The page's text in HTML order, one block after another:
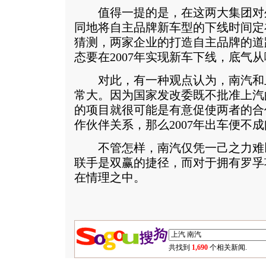
值得一提的是，在这两大集团对
同地将自主品牌新车型的下线时间
猜测，两家企业的打造自主品牌的
态要在2007年实现新车下线，底气
对此，有一种观点认为，南汽和
常大。因为国家发改委既不批准上
的项目就很可能是有意促使两者的
作伙伴关系，那么2007年出车便不
不管怎样，南汽仅凭一己之力难
联手是双赢的捷径，而对于拥有罗
在情理之中。
共找到 1,690 个相关新闻.